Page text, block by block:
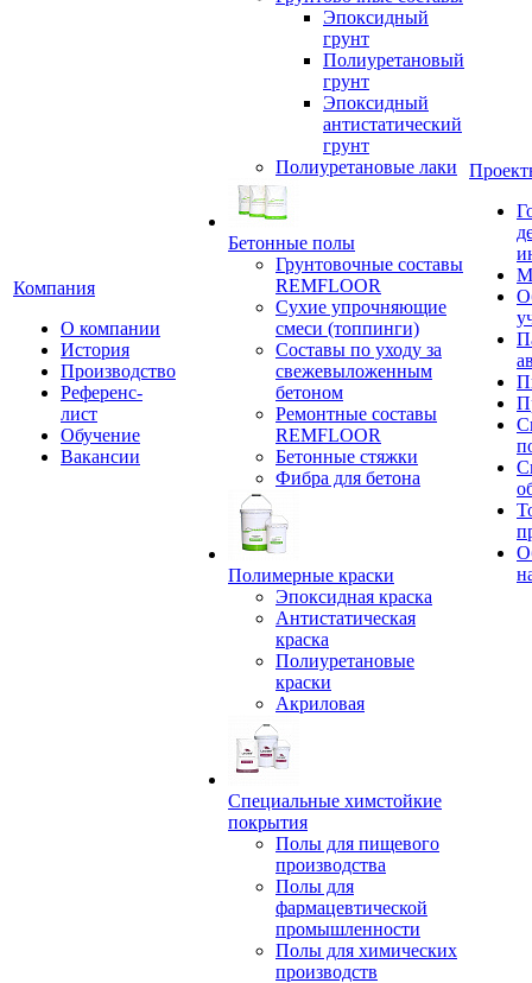
Компания
О компании
История
Производство
Референс-
лист
Обучение
Вакансии
Эпоксидный
грунт
Полиуретановый
грунт
Эпоксидный
антистатический
грунт
Полиуретановые лаки
Бетонные полы
Грунтовочные составы
REMFLOOR
Сухие упрочняющие
смеси (топпинги)
Составы по уходу за
свежевыложенным
бетоном
Ремонтные составы
REMFLOOR
Бетонные стяжки
Фибра для бетона
Полимерные краски
Эпоксидная краска
Антистатическая
краска
Полиуретановые
краски
Акриловая
Специальные химстойкие
покрытия
Полы для пищевого
производства
Полы для
фармацевтической
промышленности
Полы для химических
производств